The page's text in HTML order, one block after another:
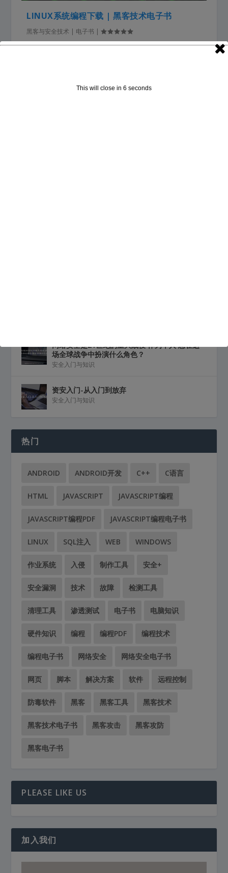
LINUX系统编程下载 | 黑客技术电子书
黑客与安全技术 | 电子书 |
Linux系统编程是本Linux编程电子书，专介绍围绕
网络安全是21世纪的重大战役 作为个人 您在这
场全球战争中扮演什么角色？
安全入门与知识
资安入门-从入门到放弃
安全入门与知识
热门
ANDROID ANDROID开发 C++ C语言
HTML JAVASCRIPT JAVASCRIPT编程
JAVASCRIPT编程PDF JAVASCRIPT编程电子书
LINUX SQL注入 WEB WINDOWS
作业系统 入侵 制作工具 安全+
安全漏洞 技术 故障 检测工具
清理工具 渗透测试 电子书 电脑知识
硬件知识 编程 编程PDF 编程技术
编程电子书 网络安全 网络安全电子书
网页 脚本 解决方案 软件 远程控制
防毒软件 黑客 黑客工具 黑客技术
黑客技术电子书 黑客攻击 黑客攻防
黑客电子书
PLEASE LIKE US
加入我们
This will close in 5 seconds